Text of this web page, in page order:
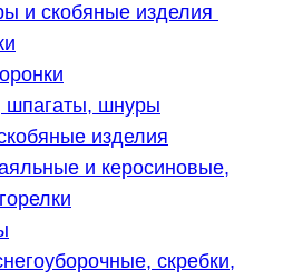
и скобяные изделия
шпагаты, шнуры
изделия
и керосиновые,
скребки,